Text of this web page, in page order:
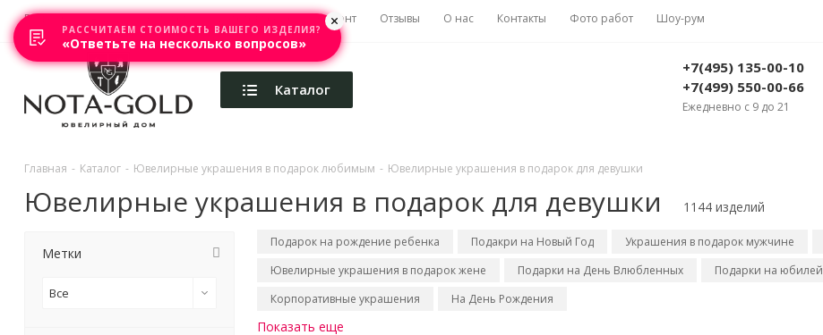
Главная Акции Каталоги Изготовление Ремонт Отзывы О нас Контакты Фото работ Шоу-рум
Каталог
+7(495) 135-00-10
+7(499) 550-00-66
Ежедневно с 9 до 21
Главная - Каталог - Ювелирные украшения в подарок любимым - Ювелирные украшения в подарок для девушки
Ювелирные украшения в подарок для девушки 1144 изделий
Подарок на рождение ребенка Подакри на Новый Год Украшения в подарок мужчине
Ювелирные украшения в подарок жене
Подарки на День Влюбленных Подарки на юбилей
Корпоративные украшения
На День Рождения
Показать еще
Метки
Все
РАССЧИТАЕМ СТОИМОСТЬ ВАШЕГО ИЗДЕЛИЯ?
«Ответьте на несколько вопросов»